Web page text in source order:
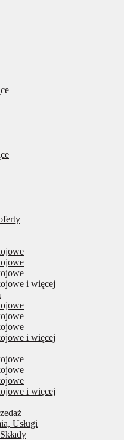
i więcej
i więcej
i więcej
Usługi